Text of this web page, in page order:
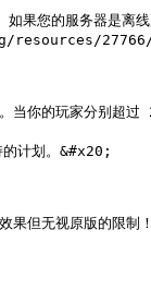
的服务器是离线服
27766/)
。当你的玩家分
计划。&#x20;
无视原版的限制！